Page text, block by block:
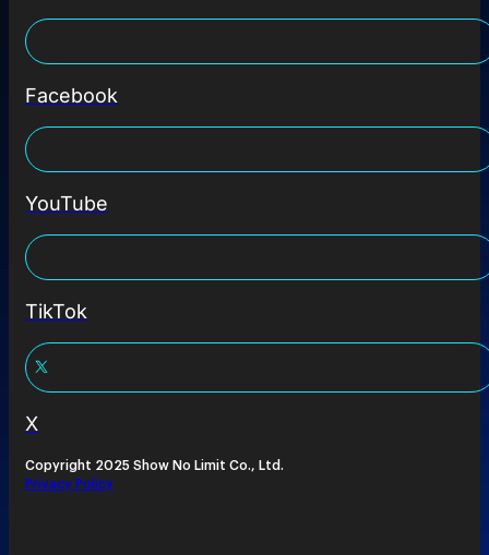
Facebook
YouTube
TikTok
X
Copyright 2025 Show No Limit Co., Ltd.
Privacy Policy